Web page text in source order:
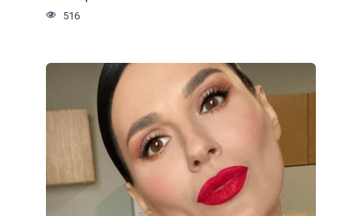
516